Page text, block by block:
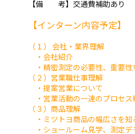
【備 考】交通費補助あり
【インターン内容予定】
（１） 会社・業界理解
・会社紹介
・精密測定の必要性、重要性
（２）営業職仕事理解
・提案営業について
・営業活動の一連のプロセス
（３）商品理解
・ミツトヨ商品の幅広さを知
・ショールーム見学、測定デ